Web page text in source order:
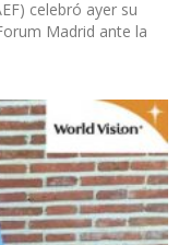
celebró ayer su
Madrid ante la